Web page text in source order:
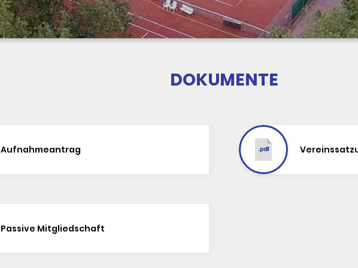
DOKUMENTE
Aufnahmeantrag
Passive Mitgliedschaft